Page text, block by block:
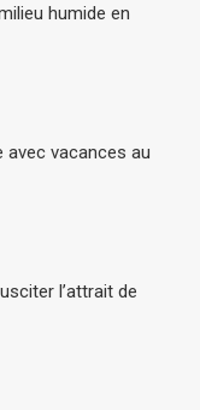
humide en
avec vacances au
l’attrait de